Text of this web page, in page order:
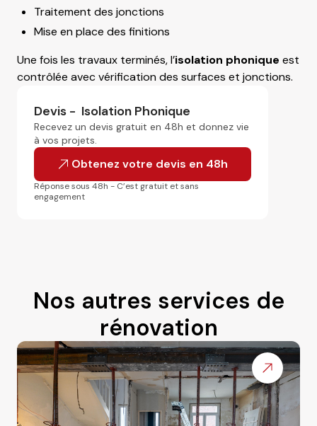
Traitement des jonctions
Mise en place des finitions
Une fois les travaux terminés, l’isolation phonique est
contrôlée avec vérification des surfaces et jonctions.
Devis - Isolation Phonique
Recevez un devis gratuit en 48h et donnez vie
à vos projets.
Obtenez votre devis en 48h
Réponse sous 48h - C’est gratuit et sans
engagement
Nos autres services de
rénovation